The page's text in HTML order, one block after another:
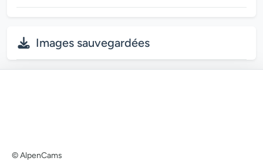
Images sauvegardées
© AlpenCams